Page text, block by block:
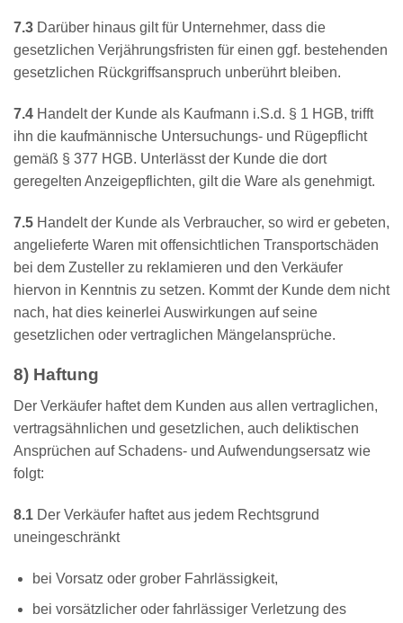
7.3 Darüber hinaus gilt für Unternehmer, dass die
gesetzlichen Verjährungsfristen für einen ggf. bestehenden
gesetzlichen Rückgriffsanspruch unberührt bleiben.
7.4 Handelt der Kunde als Kaufmann i.S.d. § 1 HGB, trifft
ihn die kaufmännische Untersuchungs- und Rügepflicht
gemäß § 377 HGB. Unterlässt der Kunde die dort
geregelten Anzeigepflichten, gilt die Ware als genehmigt.
7.5 Handelt der Kunde als Verbraucher, so wird er gebeten,
angelieferte Waren mit offensichtlichen Transportschäden
bei dem Zusteller zu reklamieren und den Verkäufer
hiervon in Kenntnis zu setzen. Kommt der Kunde dem nicht
nach, hat dies keinerlei Auswirkungen auf seine
gesetzlichen oder vertraglichen Mängelansprüche.
8) Haftung
Der Verkäufer haftet dem Kunden aus allen vertraglichen,
vertragsähnlichen und gesetzlichen, auch deliktischen
Ansprüchen auf Schadens- und Aufwendungsersatz wie
folgt:
8.1 Der Verkäufer haftet aus jedem Rechtsgrund
uneingeschränkt
bei Vorsatz oder grober Fahrlässigkeit,
bei vorsätzlicher oder fahrlässiger Verletzung des